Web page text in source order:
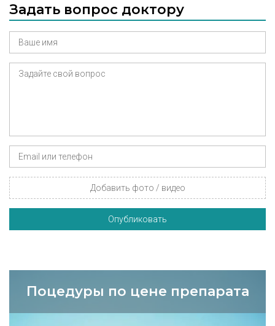
Задать вопрос доктору
Добавить фото / видео
Опубликовать
Поцедуры по цене препарата